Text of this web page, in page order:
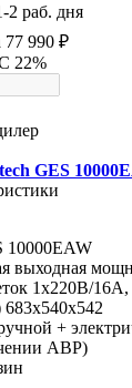
2 раб. дня
77 990 ₽
22%
GES
10000EAW
выходная
1х220В/
683х540х542
+
АВР)